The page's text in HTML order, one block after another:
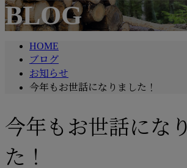
BLOG
HOME
ブログ
お知らせ
今年もお世話になりました！
今年もお世話にな
た！